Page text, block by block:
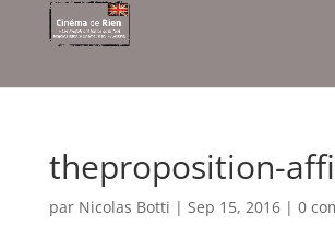
theproposition-
par Nicolas Botti | Sep 15, 2016| 0